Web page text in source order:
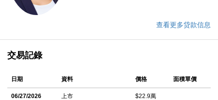
查看更多贷款信息
交易記錄
日期 資料 價格 面積單價
06/27/2026
上市
$22.9萬